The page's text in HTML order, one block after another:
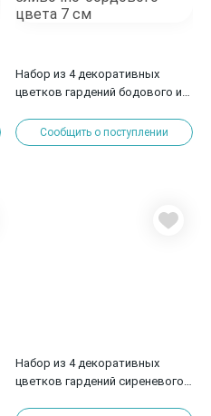
Набор из 4 декоративных
цветков гардений бодового и
см
Сообщить о поступлении
Набор из 4 декоративных
цветков гардений сиреневого